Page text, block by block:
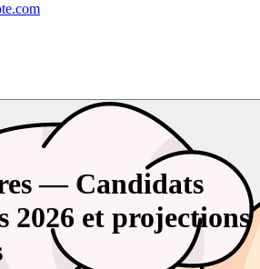
— Candidats
2026 et projections